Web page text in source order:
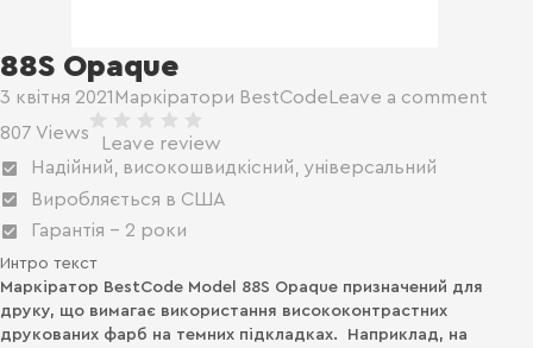
88S Opaque
3 квітня 2021 Маркіратори BestCode Leave a comment
807 Views
Leave review
Надійний, високошвидкісний, універсальний
Виробляється в США
Гарантія - 2 роки
Интро текст
Маркіратор BestCode Model 88S Opaque призначений для
друку, що вимагає використання висококонтрастних
друкованих фарб на темних підкладках. Наприклад, на